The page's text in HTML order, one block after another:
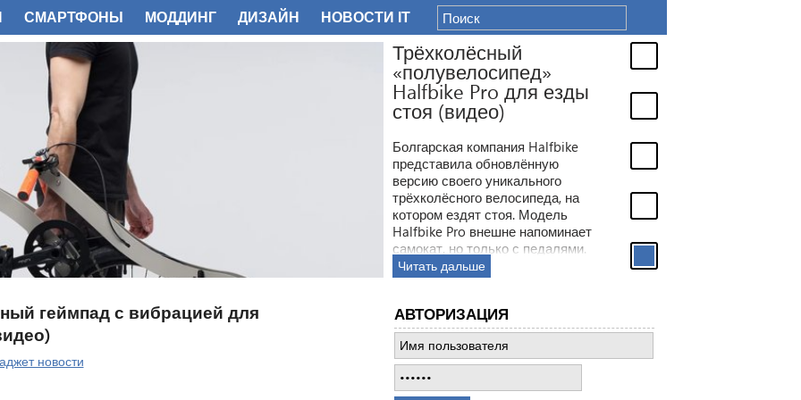
Трёхколёсный
«полувелосипед»
Halfbike Pro для езды
стоя (видео)
Болгарская компания Halfbike
представила обновлённую
версию своего уникального
трёхколёсного велосипеда, на
котором ездят стоя. Модель
Halfbike Pro внешне напоминает
самокат, но только с педалями.
Читать дальше
геймпад с вибрацией для
новости
АВТОРИЗАЦИЯ
СМАРТФОНЫ МОДДИНГ ДИЗАЙН НОВОСТИ IT
ФОТО